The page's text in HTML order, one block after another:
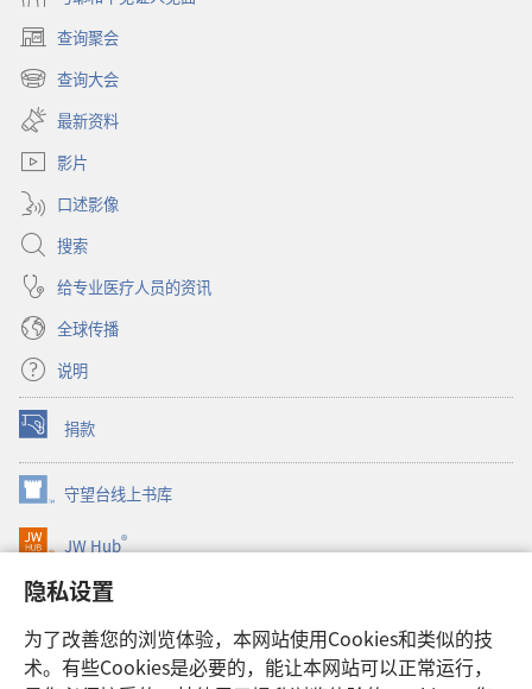
隐私设置
为了改善您的浏览体验，本网站使用Cookies和类似的技
术。有些Cookies是必要的，能让本网站可以正常运行，
查询聚会
（打
开
新
窗
口）
查询大会
（打
开
新
窗
最新资料
影片
口述影像
搜索
给专业医疗人员的资讯
全球传播
说明
捐款
（打
开
新
窗
口）
守望台线上书库
（打
开
新
口）
JW Hub®
（打
开
新
口）
JW Library®
Watchtower Library